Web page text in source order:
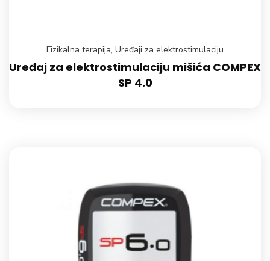
Fizikalna terapija, Uređaji za elektrostimulaciju
Uređaj za elektrostimulaciju mišića COMPEX
SP 4.0